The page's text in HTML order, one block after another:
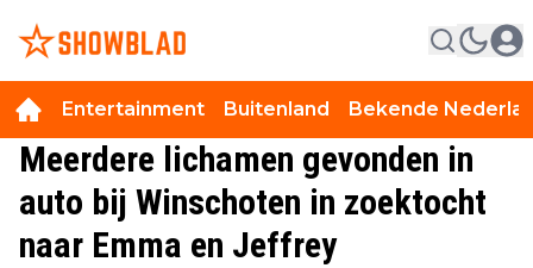
Entertainment Buitenland Bekende
Meerdere lichamen gevonden in
auto bij Winschoten in zoektocht
naar Emma en Jeffrey